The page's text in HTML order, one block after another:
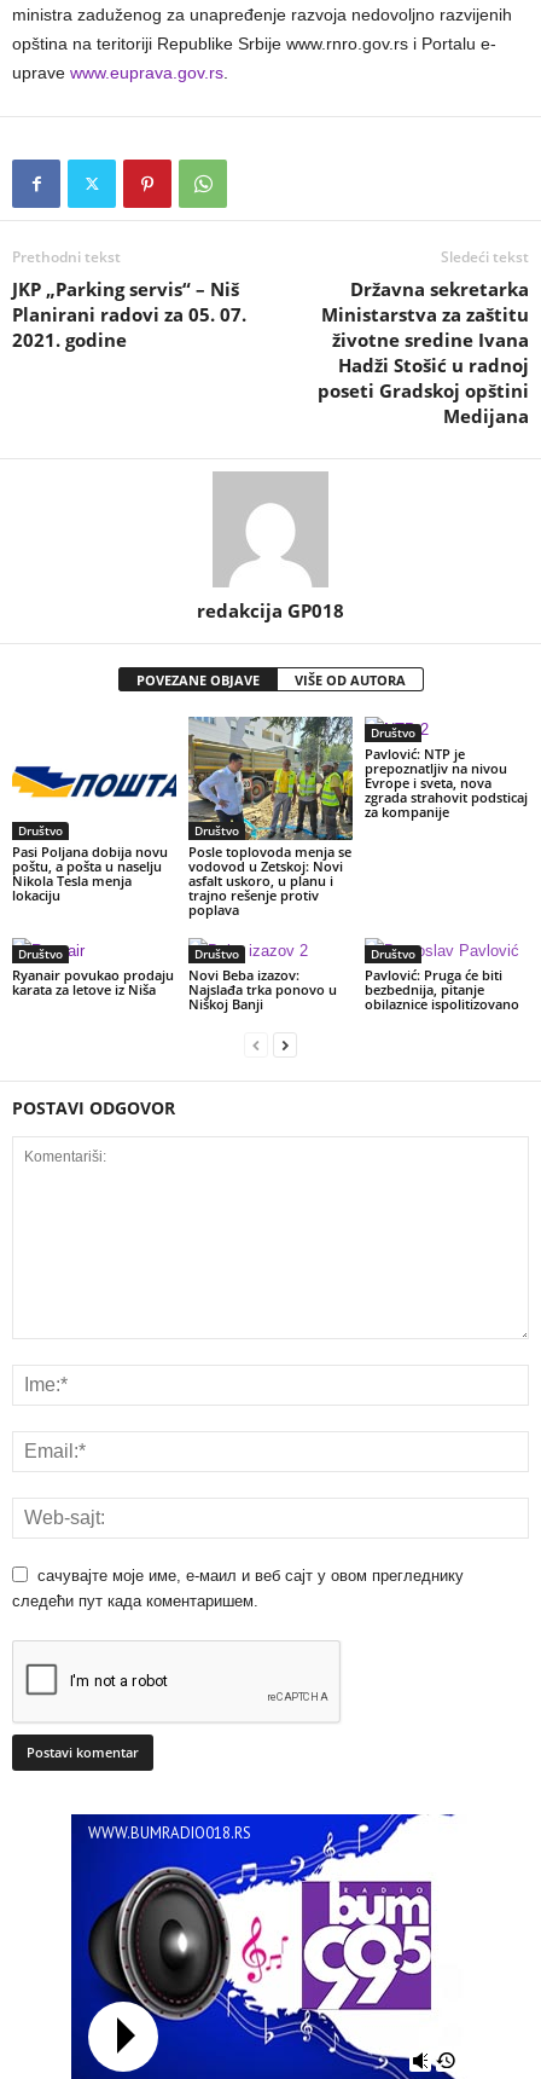
ministra zaduženog za unapređenje razvoja nedovoljno razvijenih
opština na teritoriji Republike Srbije www.rnro.gov.rs i Portalu e-
uprave www.euprava.gov.rs.
Prethodni tekst
JKP „Parking servis“ – Niš
Planirani radovi za 05. 07.
2021. godine
Sledeći tekst
Državna sekretarka
Ministarstva za zaštitu
životne sredine Ivana
Hadži Stošić u radnoj
poseti Gradskoj opštini
Medijana
redakcija GP018
POVEZANE OBJAVE VIŠE OD AUTORA
Društvo
Pasi Poljana dobija novu
poštu, a pošta u naselju
Nikola Tesla menja
lokaciju
Društvo
Posle toplovoda menja se
vodovod u Zetskoj: Novi
asfalt uskoro, u planu i
trajno rešenje protiv
poplava
Društvo
Pavlović: NTP je
prepoznatljiv na nivou
Evrope i sveta, nova
zgrada strahovit podsticaj
za kompanije
Društvo
Ryanair povukao prodaju
karata za letove iz Niša
Društvo
Novi Beba izazov:
Najslađa trka ponovo u
Niškoj Banji
Društvo
Pavlović: Pruga će biti
bezbednija, pitanje
obilaznice ispolitizovano
POSTAVI ODGOVOR
сачувајте моје име, е-маил и веб сајт у овом прегледнику
следећи пут када коментаришем.
WWW.BUMRADIO018.RS